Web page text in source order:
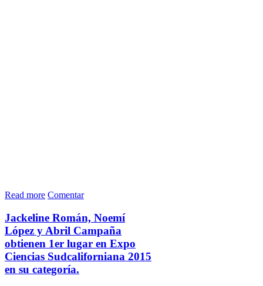
Read more Comentar
Jackeline Román, Noemí
López y Abril Campaña
obtienen 1er lugar en Expo
Ciencias Sudcaliforniana 2015
en su categoría.